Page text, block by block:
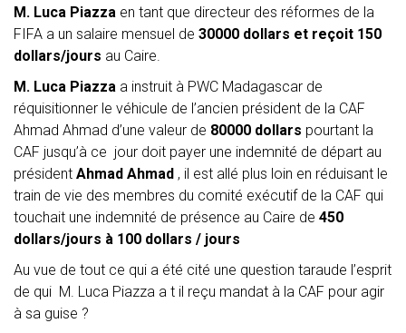
M. Luca Piazza en tant que directeur des réformes de la
FIFA a un salaire mensuel de 30000 dollars et reçoit 150
dollars/jours au Caire.
M. Luca Piazza a instruit à PWC Madagascar de
réquisitionner le véhicule de l’ancien président de la CAF
Ahmad Ahmad d’une valeur de 80000 dollars pourtant la
CAF jusqu’à ce jour doit payer une indemnité de départ au
président Ahmad Ahmad , il est allé plus loin en réduisant le
train de vie des membres du comité exécutif de la CAF qui
touchait une indemnité de présence au Caire de 450
dollars/jours à 100 dollars / jours
Au vue de tout ce qui a été cité une question taraude l’esprit
de qui M. Luca Piazza a t il reçu mandat à la CAF pour agir
à sa guise ?